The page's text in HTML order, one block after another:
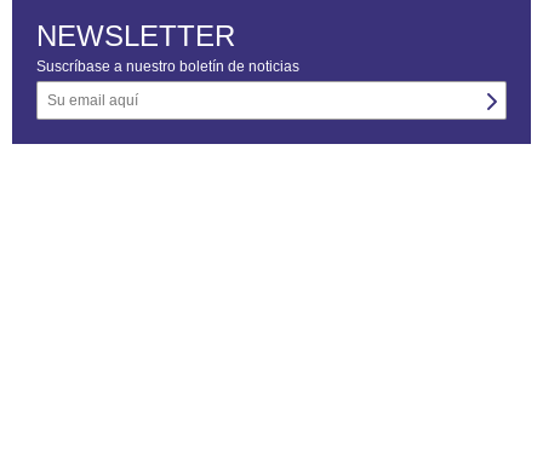
NEWSLETTER
Suscríbase a nuestro boletín de noticias